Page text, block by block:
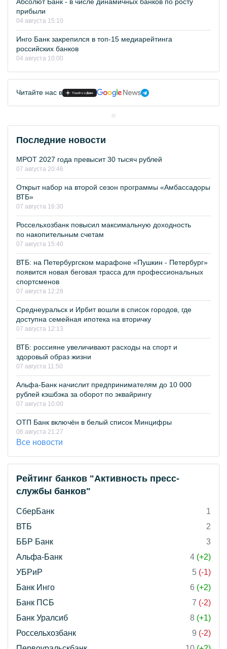
прибыли
04 августа 15:10
Инго Банк закрепился в топ-15 медиарейтинга
российских банков
04 августа 10:00
Читайте нас в
Последние новости
МРОТ 2027 года превысит 30 тысяч рублей
07 августа 20:46
Открыт набор на второй сезон программы «Амбассадоры
ВТБ»
07 августа 16:30
Россельхозбанк повысил максимальную доходность
по накопительным счетам
07 августа 15:40
ВТБ: на Петербургском марафоне «Пушкин - Петербург»
появится новая беговая трасса для профессиональных
спортсменов
07 августа 12:28
Среднеуральск и Ирбит вошли в список городов, где
доступна семейная ипотека на вторичку
07 августа 12:13
ВТБ: россияне увеличивают расходы на спорт и
здоровый образ жизни
07 августа 11:50
Альфа-Банк начислит предпринимателям до 10 000
рублей кэшбэка за оборот по эквайрингу
07 августа 10:00
ОТП Банк включён в белый список Минцифры
06 августа 21:27
Все новости
Рейтинг банков "Активность пресс-
службы банков"
СберБанк
1
ВТБ
2
ББР Банк
3
Альфа-Банк
4 (+2)
УБРиР
5 (-1)
Банк Инго
6 (+2)
Банк ПСБ
7 (-2)
Банк Уралсиб
8 (+1)
Россельхозбанк
9 (-2)